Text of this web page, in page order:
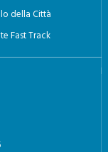
e Pala D’Oro
della Città
Fast Track